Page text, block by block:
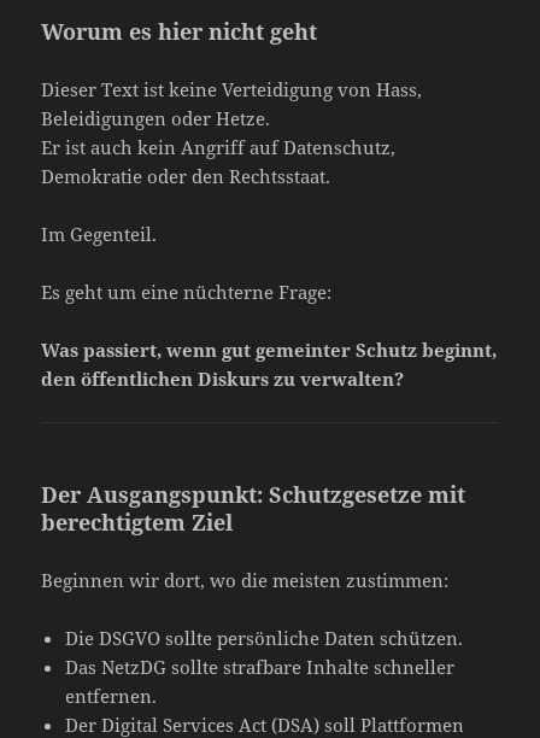
Worum es hier nicht geht
Dieser Text ist keine Verteidigung von Hass,
Beleidigungen oder Hetze.
Er ist auch kein Angriff auf Datenschutz,
Demokratie oder den Rechtsstaat.
Im Gegenteil.
Es geht um eine nüchterne Frage:
Was passiert, wenn gut gemeinter Schutz beginnt,
den öffentlichen Diskurs zu verwalten?
Der Ausgangspunkt: Schutzgesetze mit
berechtigtem Ziel
Beginnen wir dort, wo die meisten zustimmen:
Die DSGVO sollte persönliche Daten schützen.
Das NetzDG sollte strafbare Inhalte schneller
entfernen.
Der Digital Services Act (DSA) soll Plattformen